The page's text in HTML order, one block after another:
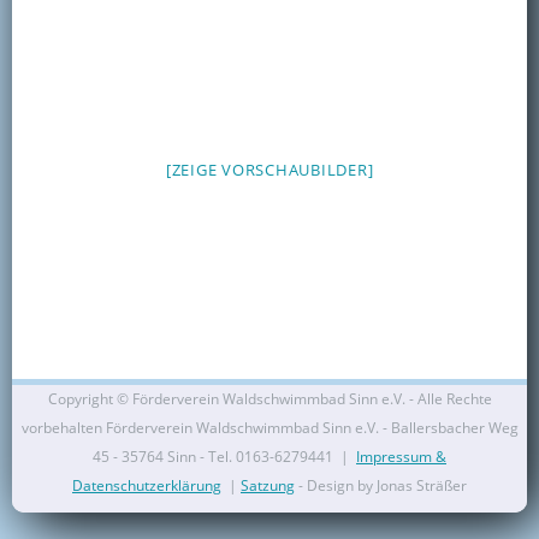
[ZEIGE VORSCHAUBILDER]
Copyright © Förderverein Waldschwimmbad Sinn e.V. - Alle Rechte
vorbehalten Förderverein Waldschwimmbad Sinn e.V. - Ballersbacher Weg
45 - 35764 Sinn - Tel. 0163-6279441 | Impressum &
Datenschutzerklärung | Satzung- Design by Jonas Sträßer